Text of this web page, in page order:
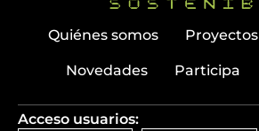
Quiénes somos Proyectos
Novedades Participa
Acceso usuarios: